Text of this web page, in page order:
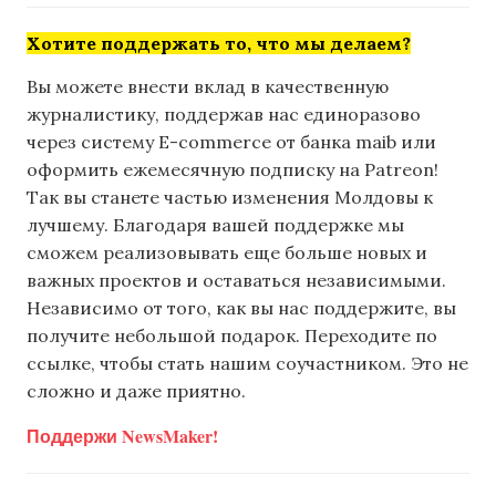
Хотите поддержать то, что мы делаем?
Вы можете внести вклад в качественную
журналистику, поддержав нас единоразово
через систему E-commerce от банка maib или
оформить ежемесячную подписку на Patreon!
Так вы станете частью изменения Молдовы к
лучшему. Благодаря вашей поддержке мы
сможем реализовывать еще больше новых и
важных проектов и оставаться независимыми.
Независимо от того, как вы нас поддержите, вы
получите небольшой подарок. Переходите по
ссылке, чтобы стать нашим соучастником. Это не
сложно и даже приятно.
Поддержи NewsMaker!